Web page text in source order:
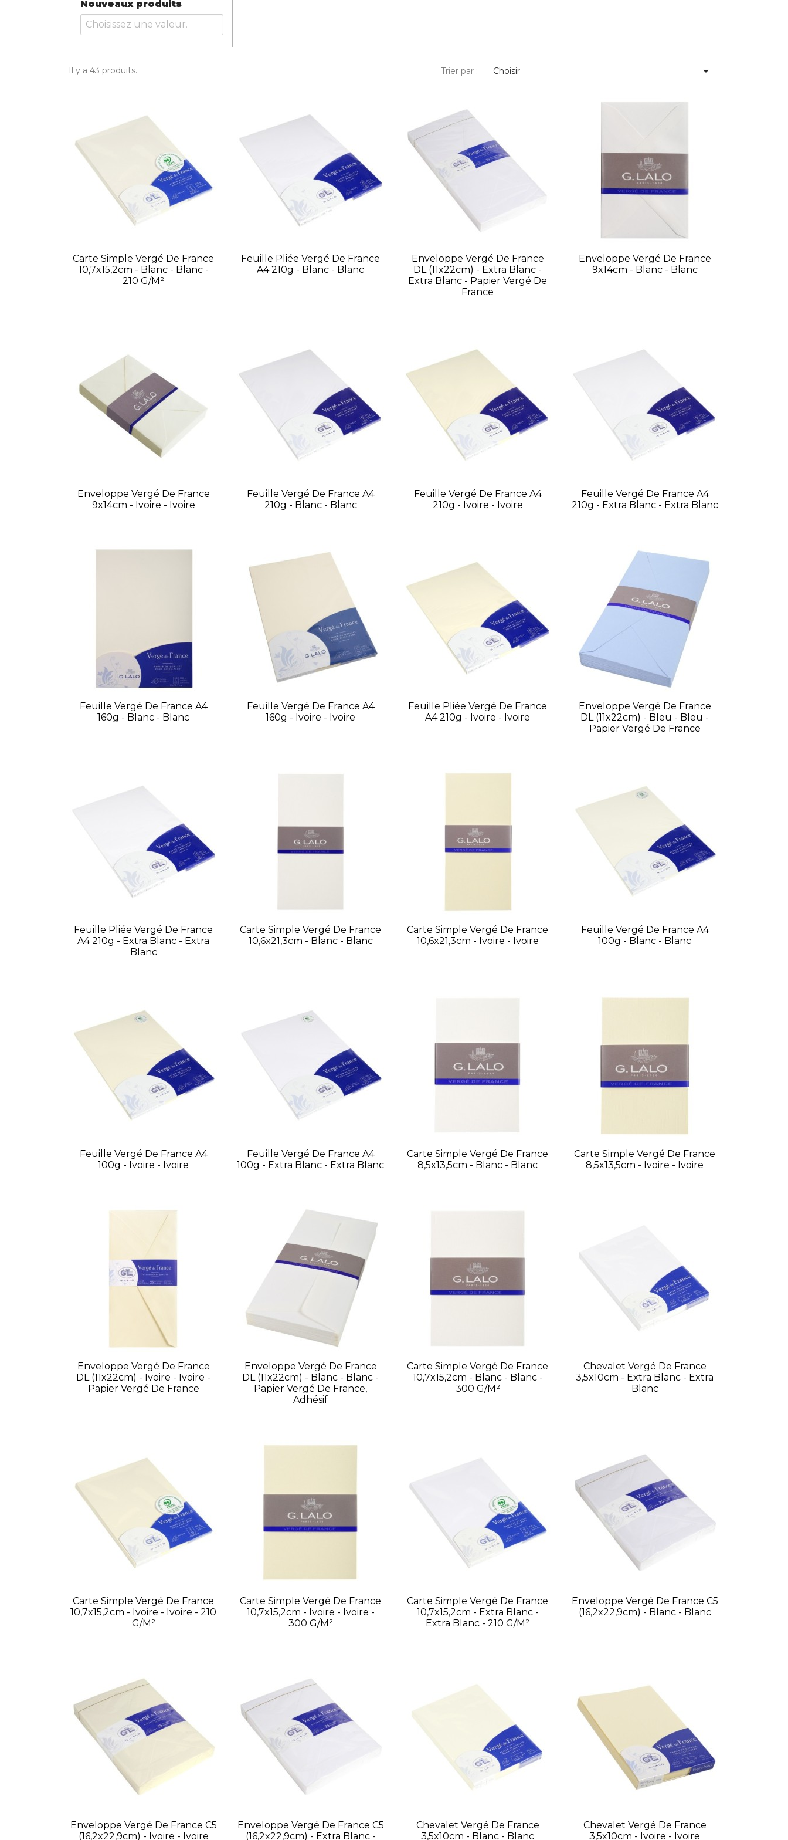
Nouveaux produits
Il y a 43 produits. Trier par : Choisir 
Carte Simple Vergé De France
10,7x15,2cm - Blanc - Blanc -
210 G/m²
Feuille Pliée Vergé De France
A4 210g - Blanc - Blanc
Enveloppe Vergé De France
DL (11x22cm) - Extra Blanc -
Extra Blanc - Papier Vergé De
France
Enveloppe Vergé De France
9x14cm - Blanc - Blanc
Enveloppe Vergé De France
9x14cm - Ivoire - Ivoire
Feuille Vergé De France A4
210g - Blanc - Blanc
Feuille Vergé De France A4
210g - Ivoire - Ivoire
Feuille Vergé De France A4
210g - Extra Blanc - Extra Blanc
Feuille Vergé De France A4
160g - Blanc - Blanc
Feuille Vergé De France A4
160g - Ivoire - Ivoire
Feuille Pliée Vergé De France
A4 210g - Ivoire - Ivoire
Enveloppe Vergé De France
DL (11x22cm) - Bleu - Bleu -
Papier Vergé De France
Feuille Pliée Vergé De France
A4 210g - Extra Blanc - Extra
Blanc
Carte Simple Vergé De France
10,6x21,3cm - Blanc - Blanc
Carte Simple Vergé De France
10,6x21,3cm - Ivoire - Ivoire
Feuille Vergé De France A4
100g - Blanc - Blanc
Feuille Vergé De France A4
100g - Ivoire - Ivoire
Feuille Vergé De France A4
100g - Extra Blanc - Extra Blanc
Carte Simple Vergé De France
8,5x13,5cm - Blanc - Blanc
Carte Simple Vergé De France
8,5x13,5cm - Ivoire - Ivoire
Enveloppe Vergé De France
DL (11x22cm) - Ivoire - Ivoire -
Papier Vergé De France
Enveloppe Vergé De France
DL (11x22cm) - Blanc - Blanc -
Papier Vergé De France,
Adhésif
Carte Simple Vergé De France
10,7x15,2cm - Blanc - Blanc -
300 G/m²
Chevalet Vergé De France
3,5x10cm - Extra Blanc - Extra
Blanc
Carte Simple Vergé De France
10,7x15,2cm - Ivoire - Ivoire - 210
G/m²
Carte Simple Vergé De France
10,7x15,2cm - Ivoire - Ivoire -
300 G/m²
Carte Simple Vergé De France
10,7x15,2cm - Extra Blanc -
Extra Blanc - 210 G/m²
Enveloppe Vergé De France C5
(16,2x22,9cm) - Blanc - Blanc
Enveloppe Vergé De France C5
(16,2x22,9cm) - Ivoire - Ivoire
Enveloppe Vergé De France C5
(16,2x22,9cm) - Extra Blanc -
Chevalet Vergé De France
3,5x10cm - Blanc - Blanc
Chevalet Vergé De France
3,5x10cm - Ivoire - Ivoire